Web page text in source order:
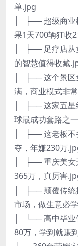
单.jpg
│ ├── 超级商业
果1天700辆狂收
│ ├── 足疗店从
的智慧值得收藏
│ ├── 这个景区
满，商业模式非
│ ├── 这家五星
球最成功套路之
│ ├── 这老板不
夺，年嫌230万
│ ├── 重庆美女
365万，真厉害
│ ├── 颠覆传统
市场，做生意必
│ └── 高中毕业
80万，学到就赚